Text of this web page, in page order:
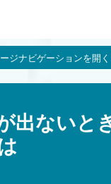
出ないと